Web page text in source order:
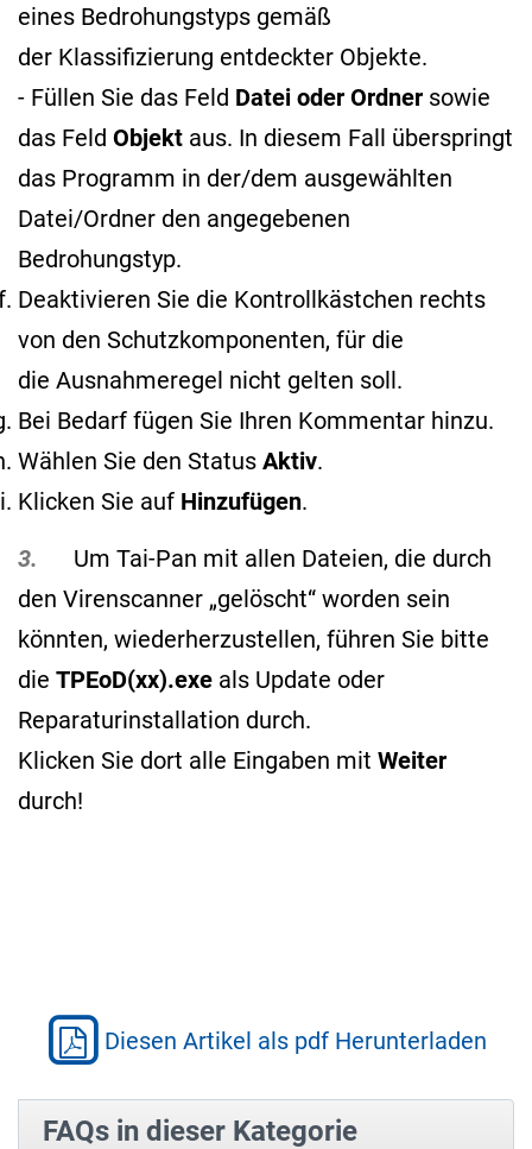
eines Bedrohungstyps gemäß
der Klassifizierung entdeckter Objekte.
- Füllen Sie das Feld Datei oder Ordner sowie
das Feld Objekt aus. In diesem Fall überspringt
das Programm in der/dem ausgewählten
Datei/Ordner den angegebenen
Bedrohungstyp.
Deaktivieren Sie die Kontrollkästchen rechts
von den Schutzkomponenten, für die
die Ausnahmeregel nicht gelten soll.
Bei Bedarf fügen Sie Ihren Kommentar hinzu.
Wählen Sie den Status Aktiv.
Klicken Sie auf Hinzufügen.
3. Um Tai-Pan mit allen Dateien, die durch
den Virenscanner „gelöscht“ worden sein
könnten, wiederherzustellen, führen Sie bitte
die TPEoD(xx).exe als Update oder
Reparaturinstallation durch.
Klicken Sie dort alle Eingaben mit Weiter
durch!
Diesen Artikel als pdf Herunterladen
FAQs in dieser Kategorie